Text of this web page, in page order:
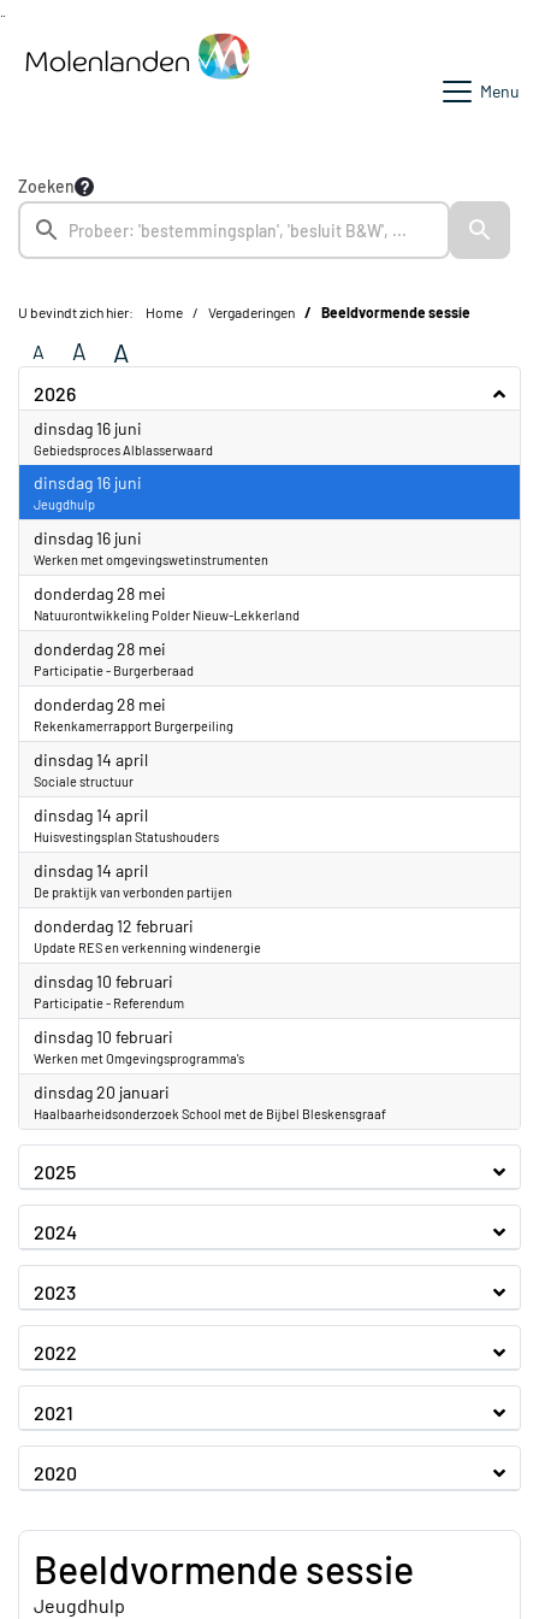
Menu
Zoeken
U bevindt zich hier: Home Vergaderingen Beeldvormende sessie
A A A
2026
dinsdag 16 juni
Gebiedsproces Alblasserwaard
dinsdag 16 juni
Jeugdhulp
dinsdag 16 juni
Werken met omgevingswetinstrumenten
donderdag 28 mei
Natuurontwikkeling Polder Nieuw-Lekkerland
donderdag 28 mei
Participatie - Burgerberaad
donderdag 28 mei
Rekenkamerrapport Burgerpeiling
dinsdag 14 april2026
Sociale structuur
dinsdag 14 april2026
Huisvestingsplan Statushouders
dinsdag 14 april2026
De praktijk van verbonden partijen
donderdag 12 februari
Update RES en verkenning windenergie
dinsdag 10 februari
Participatie - Referendum
dinsdag 10 februari
Werken met Omgevingsprogramma's
dinsdag 20 januari
Haalbaarheidsonderzoek School met de Bijbel Bleskensgraaf
2025
2024
2023
2022
2021
2020
Beeldvormende sessie
Jeugdhulp